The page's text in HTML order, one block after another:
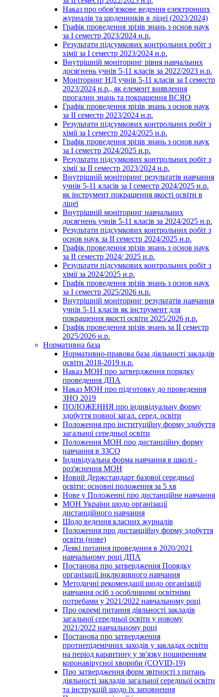
Наказ про обов'язкове ведення електронних
журналів та щоденників в ліцеї (2023/2024)
Графік проведення зрізів знань з основ наук
за І семестр 2023/2024 н.р.
Результати підсумкових контрольних робіт з
хімії за І семестр 2023/2024 н.р.
Внутрішній моніторинг рівня навчальних
досягнень учнів 5-11 класів за 2022/2023 н.р.
Моніторинг НД учнів 5-11 класів за І семестр
2023/2024 н.р., як елемент виявлення
прогалин знань та покращення ВСЯО
Графік проведення зрізів знань з основ наук
за ІІ семестр 2023/2024 н.р.
Результати підсумкових контрольних робіт з
хімії за І семестр 2024/2025 н.р.
Графік проведення зрізів знань з основ наук
за І семестр 2024/2025 н.р.
Результати підсумкових контрольних робіт з
хімії за ІІ семестр 2023/2024 н.р.
Внутрішній моніторинг результатів навчання
учнів 5-11 класів за І семестр 2024/2025 н.р.
як інструмент покращення якості освіти в
ліцеї
Внутрішній моніторинг навчальних
досягнень учнів 5-11 класів за 2024/2025 н.р.
Результати підсумкових контрольних робіт з
основ наук за ІІ семестр 2024/2025 н.р.
Графік проведення зрізів знань з основ наук
за ІІ семестр 2024/ 2025 н.р.
Результати підсумкових контрольних робіт з
хімії за 2024/2025 н.р.
Графік проведення зрізів знань з основ наук
за І семестр 2025/2026 н.р.
Внутрішній моніторинг результатів навчання
учнів 5-11 класів як інструмент для
покращення якості освіти 2025/2026 н.р.
Графік проведення зрізів знань за ІІ семестр
2025/2026 н.р.
Нормативна база
Нормативно-правова база діяльності закладів
освіти 2018-2019 н.р.
Наказ МОН про затвердження порядку
проведення ДПА
Наказ МОН про підготовку до проведення
ЗНО 2019
ПОЛОЖЕННЯ про індивідуальну форму
здобуття повної загал. серед. освіти
Положення про інституційну форму здобуття
загальної середньої освіти
Положення МОН про дистанційну форму
навчання в ЗЗСО
Індивідуальна форма навчання в школі -
роз'яснення МОН
Новий Держстандарт базової середньої
освіти: основні положення за 5 хв
Нове у Положенні про дистанційне навчання
МОН України щодо організації
дистанційного навчання
Щодо ведення класних журналів
Положення про дистанційну форму здобуття
освіти (нове)
Деякі питання проведення в 2020/2021
навчальному році ДПА
Постанова про затвердження Порядку
організації інклюзивного навчання
Методичні рекомендації щодо організації
навчання осіб з особливими освітніми
потребами у 2021/2022 навчальному році
Про окремі питання діяльності закладів
загальної середньої освіти у новому
2021/2022 навчальному році
Постанова про затвердження
протиепідемічних заходів у закладах освіти
на період карантину у зв'язку поширенням
коронавірусної хвороби (COVID-19)
Про затвердження форм звітності з питань
діяльності закладів загальної середньої освіти
та інструкцій щодо їх заповнення